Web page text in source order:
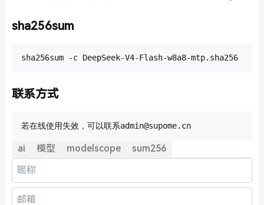
sha256sum
sha256sum -c DeepSeek-V4-Flash-w8a8-mtp.sha256
联系方式
若在线使用失效，可以联系admin@supome.cn
ai 模型 modelscope sum256